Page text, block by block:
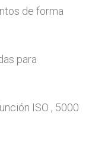
de forma
para
ISO , 5000